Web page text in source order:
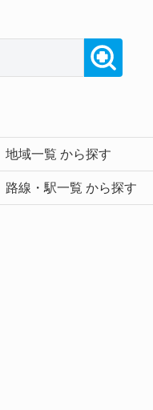
地域一覧 から探す
路線・駅一覧 から探す